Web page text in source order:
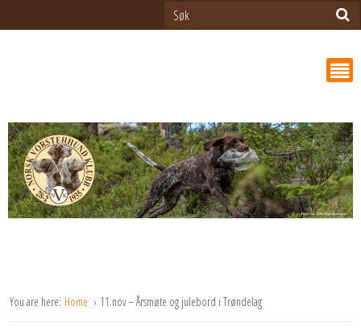
You are here: Home 11.nov – Årsmøte og julebord i Trøndelag